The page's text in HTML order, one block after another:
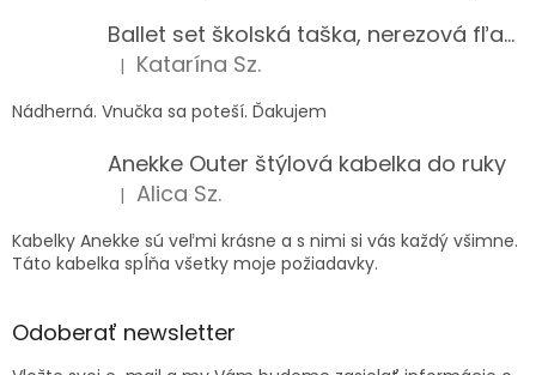
Ballet set školská taška, nerezová fľaša a plný peračník s motívom baletky pre dievča
Hodnotenie produktu je 5 z 5 hviezdičiek.
| Katarína Sz.
Nádherná. Vnučka sa poteší. Ďakujem
Anekke Outer štýlová kabelka do ruky
Hodnotenie produktu je 5 z 5 hviezdičiek.
| Alica Sz.
Kabelky Anekke sú veľmi krásne a s nimi si vás každý všimne.
Táto kabelka spĺňa všetky moje požiadavky.
Odoberať newsletter